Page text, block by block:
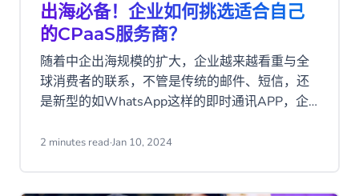
出海必备！企业如何挑选适合自己
的CPaaS服务商？
随着中企出海规模的扩大，企业越来越看重与全
球消费者的联系，不管是传统的邮件、短信，还
是新型的如WhatsApp这样的即时通讯APP，企
CPaaS服务商合作，可以帮助企业在出海的路上
2 minutes read·Jan 10, 2024